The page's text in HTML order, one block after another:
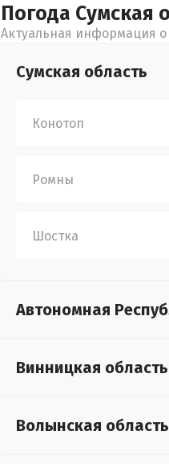
Погода Сумская
Актуальная информация о
Сумская область
Конотоп
Ромны
Шостка
Автономная
Винницкая область
Волынская область